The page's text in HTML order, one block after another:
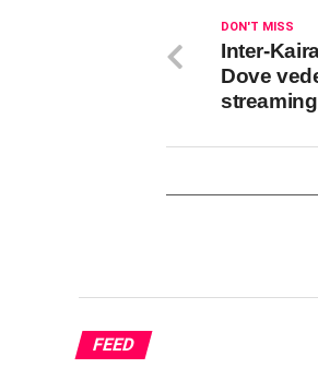
DON'T MISS
Inter-
Dove
streaming
FEED